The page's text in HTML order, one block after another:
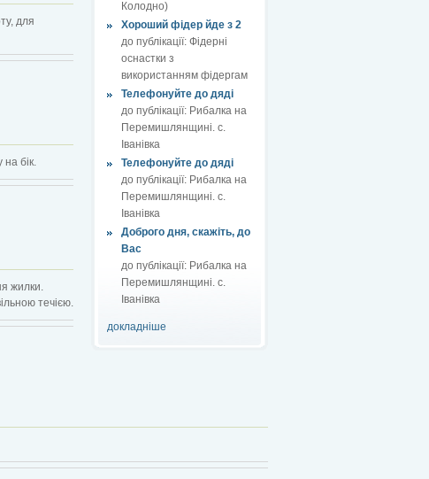
Колодно)
Хороший фідер йде з 2
до публікації: Фідерні
оснастки з
використанням фідергам
Телефонуйте до дяді
до публікації: Рибалка на
Перемишлянщині. с.
Іванівка
Телефонуйте до дяді
до публікації: Рибалка на
Перемишлянщині. с.
Іванівка
Доброго дня, скажіть, до
Вас
до публікації: Рибалка на
Перемишлянщині. с.
Іванівка
докладніше
для
бік.
жилки.
течією.